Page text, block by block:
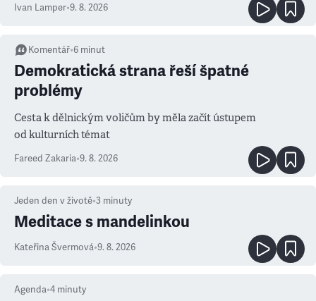
Ivan Lamper•9. 8. 2026
Komentář•6 minut
Demokratická strana řeší špatné
problémy
Cesta k dělnickým voličům by měla začít ústupem
od kulturních témat
Fareed Zakaria•9. 8. 2026
Jeden den v životě•3 minuty
Meditace s mandelinkou
Kateřina Švermová•9. 8. 2026
Agenda•4 minuty